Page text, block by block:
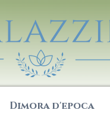
Dimora d'epoca